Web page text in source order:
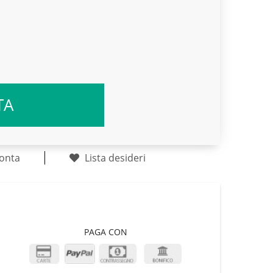
Lista desideri
PAGA CON